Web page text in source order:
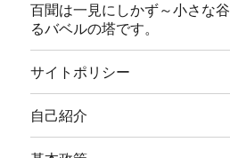
百聞は一見にしかず～小さな
るバベルの塔です。
サイトポリシー
自己紹介